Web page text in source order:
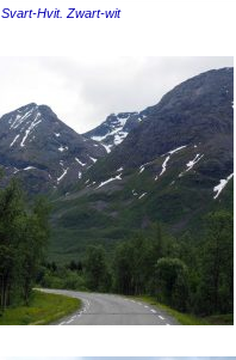
Svart-Hvit. Zwart-wit